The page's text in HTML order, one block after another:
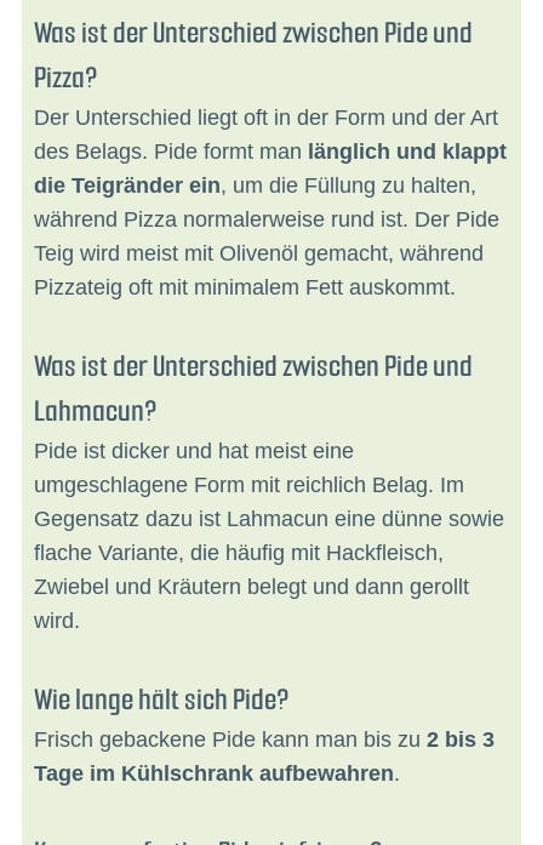
Was ist der Unterschied zwischen Pide und
Pizza?
Der Unterschied liegt oft in der Form und der Art
des Belags. Pide formt man länglich und klappt
die Teigränder ein, um die Füllung zu halten,
während Pizza normalerweise rund ist. Der Pide
Teig wird meist mit Olivenöl gemacht, während
Pizzateig oft mit minimalem Fett auskommt.
Was ist der Unterschied zwischen Pide und
Lahmacun?
Pide ist dicker und hat meist eine
umgeschlagene Form mit reichlich Belag. Im
Gegensatz dazu ist Lahmacun eine dünne sowie
flache Variante, die häufig mit Hackfleisch,
Zwiebel und Kräutern belegt und dann gerollt
wird.
Wie lange hält sich Pide?
Frisch gebackene Pide kann man bis zu 2 bis 3
Tage im Kühlschrank aufbewahren.